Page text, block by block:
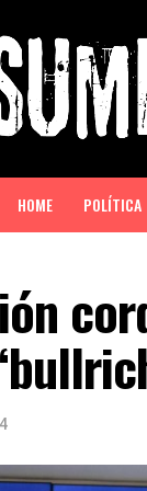
HOME POLÍTICA